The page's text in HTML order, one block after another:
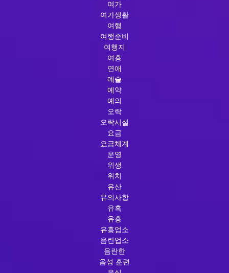
여가
여가생활
여행
여행준비
여행지
여흥
연애
예술
예약
예의
오락
오락시설
요금
요금체계
운영
위생
위치
유산
유의사항
유혹
유흥
유흥업소
음란업소
음란한
음성 훈련